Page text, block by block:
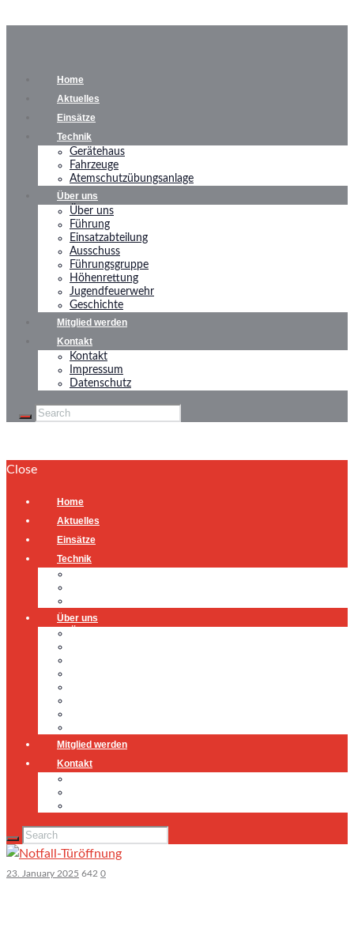
Home
Aktuelles
Einsätze
Technik
Gerätehaus
Fahrzeuge
Atemschutzübungsanlage
Über uns
Über uns
Führung
Einsatzabteilung
Ausschuss
Führungsgruppe
Höhenrettung
Jugendfeuerwehr
Geschichte
Mitglied werden
Kontakt
Kontakt
Impressum
Datenschutz
Close
Home
Aktuelles
Einsätze
Technik
Über uns
Mitglied werden
Kontakt
23. January 2025 642 0